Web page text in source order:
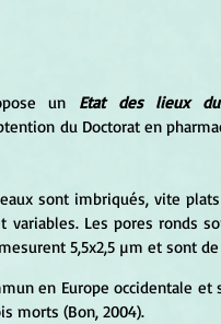
un Etat des lieux du
du Doctorat en
sont imbriqués, vite
variables. Les pores ronds
5,5x2,5 µm et sont
en Europe occidentale
morts (Bon, 2004).